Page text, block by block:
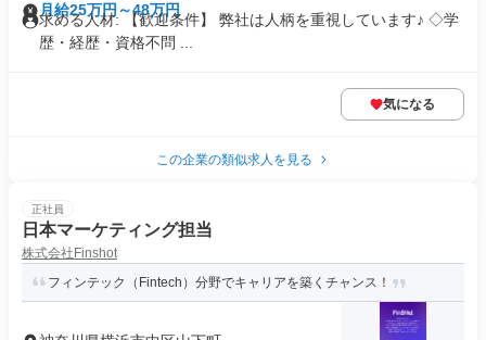
月給25万円～48万円
求める人材: 【歓迎条件】 弊社は人柄を重視しています♪ ◇学
歴・経歴・資格不問 ...
気になる
この企業の類似求人を見る
正社員
日本マーケティング担当
株式会社Finshot
フィンテック（Fintech）分野でキャリアを築くチャンス！